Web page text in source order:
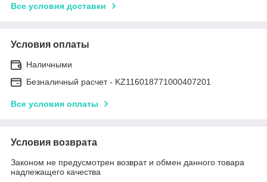
Все условия доставки
Условия оплаты
Наличными
Безналичный расчет - KZ116018771000407201
Все условия оплаты
Условия возврата
Законом не предусмотрен возврат и обмен данного товара
надлежащего качества